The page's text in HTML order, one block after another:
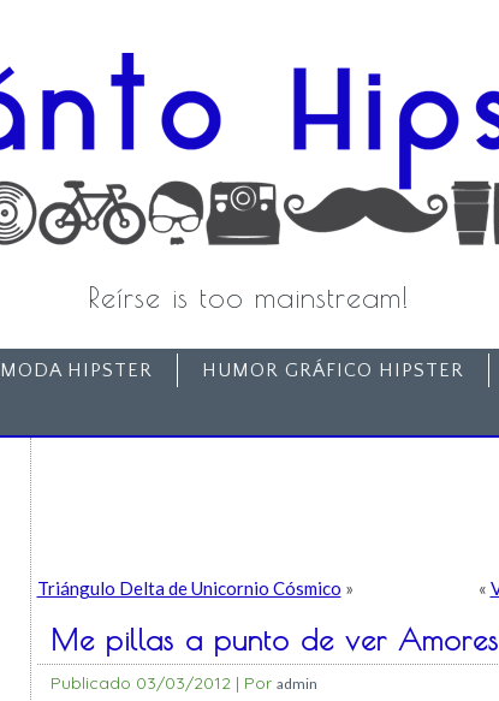
Reírse is too mainstream!
MODA HIPSTER HUMOR GRÁFICO HIPSTER
Triángulo Delta de Unicornio Cósmico » «
Me pillas a punto de ver Amores
Publicado 03/03/2012| Por admin